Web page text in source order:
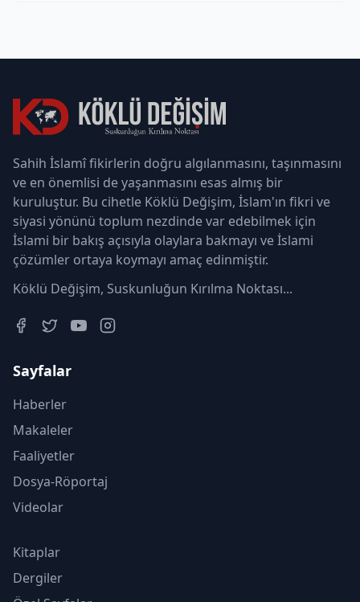
Sahih İslamî fikirlerin doğru algılanmasını, taşınmasını
ve en önemlisi de yaşanmasını esas almış bir
kuruluştur. Bu cihetle Köklü Değişim, İslam'ın fikri ve
siyasi yönünü toplum nezdinde var edebilmek için
İslami bir bakış açısıyla olaylara bakmayı ve İslami
çözümler ortaya koymayı amaç edinmiştir.
Köklü Değişim, Suskunluğun Kırılma Noktası...
Sayfalar
Haberler
Makaleler
Faaliyetler
Dosya-Röportaj
Videolar
Kitaplar
Dergiler